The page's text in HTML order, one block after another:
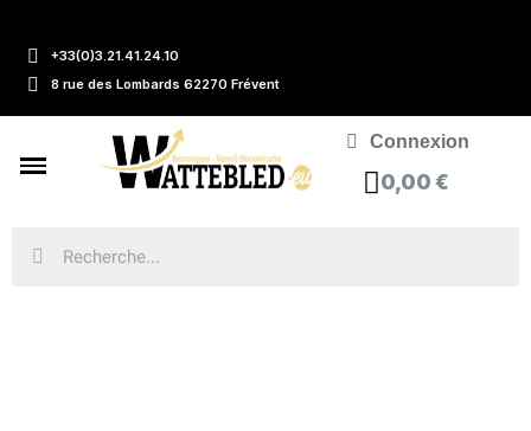
+33(0)3.21.41.24.10
8 rue des Lombards 62270 Frévent
Connexion
0,00 €